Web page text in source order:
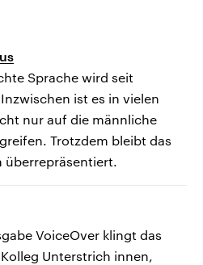
Sprache wird seit
ist es in vielen
nur auf die männliche
Trotzdem bleibt das
überrepräsentiert.
VoiceOver klingt das
Unterstrich innen,